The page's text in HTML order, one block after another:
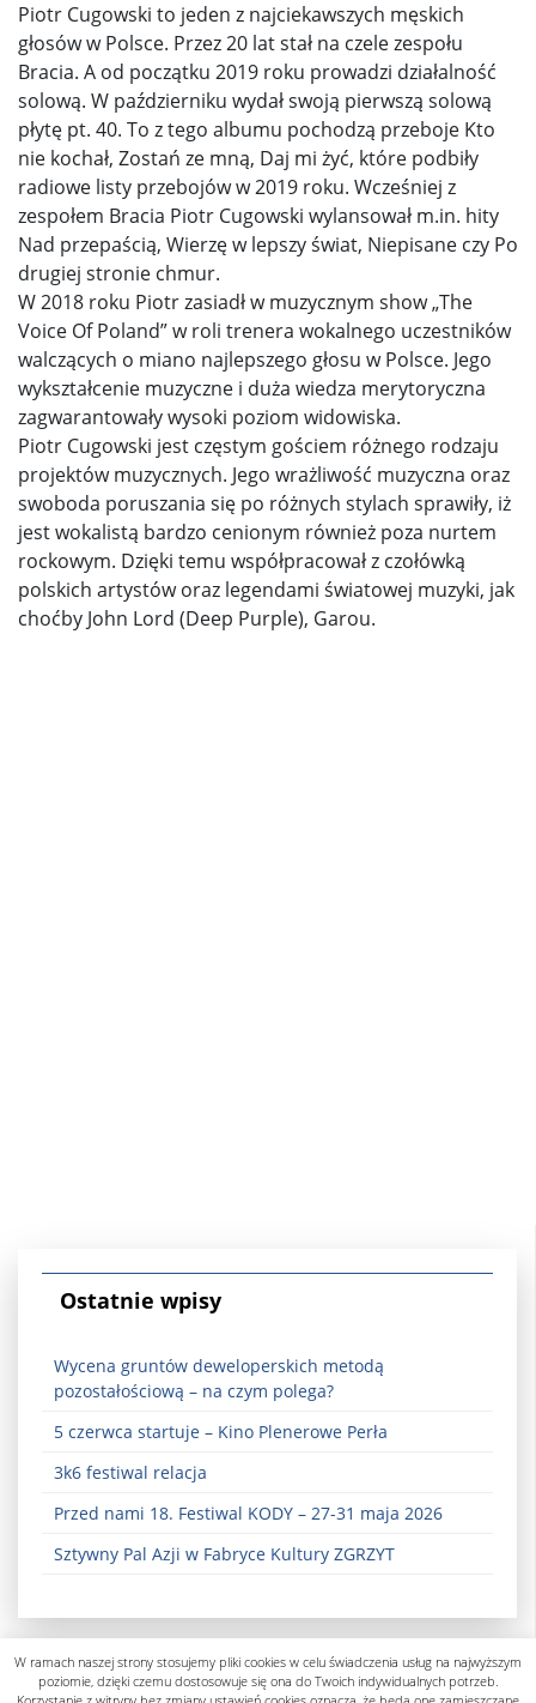
Piotr Cugowski to jeden z najciekawszych męskich
głosów w Polsce. Przez 20 lat stał na czele zespołu
Bracia. A od początku 2019 roku prowadzi działalność
solową. W październiku wydał swoją pierwszą solową
płytę pt. 40. To z tego albumu pochodzą przeboje Kto
nie kochał, Zostań ze mną, Daj mi żyć, które podbiły
radiowe listy przebojów w 2019 roku. Wcześniej z
zespołem Bracia Piotr Cugowski wylansował m.in. hity
Nad przepaścią, Wierzę w lepszy świat, Niepisane czy Po
drugiej stronie chmur.
W 2018 roku Piotr zasiadł w muzycznym show „The
Voice Of Poland” w roli trenera wokalnego uczestników
walczących o miano najlepszego głosu w Polsce. Jego
wykształcenie muzyczne i duża wiedza merytoryczna
zagwarantowały wysoki poziom widowiska.
Piotr Cugowski jest częstym gościem różnego rodzaju
projektów muzycznych. Jego wrażliwość muzyczna oraz
swoboda poruszania się po różnych stylach sprawiły, iż
jest wokalistą bardzo cenionym również poza nurtem
rockowym. Dzięki temu współpracował z czołówką
polskich artystów oraz legendami światowej muzyki, jak
choćby John Lord (Deep Purple), Garou.
Ostatnie wpisy
Wycena gruntów deweloperskich metodą
pozostałościową – na czym polega?
5 czerwca startuje – Kino Plenerowe Perła
3k6 festiwal relacja
Przed nami 18. Festiwal KODY – 27-31 maja 2026
Sztywny Pal Azji w Fabryce Kultury ZGRZYT
W ramach naszej strony stosujemy pliki cookies w celu świadczenia usług na najwyższym
poziomie, dzięki czemu dostosowuje się ona do Twoich indywidualnych potrzeb.